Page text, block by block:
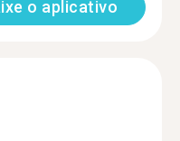
o aplicativo